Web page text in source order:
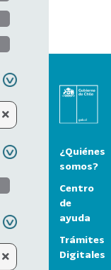
¿Quiénes
somos?
Centro
de
ayuda
Trámites
Digitales